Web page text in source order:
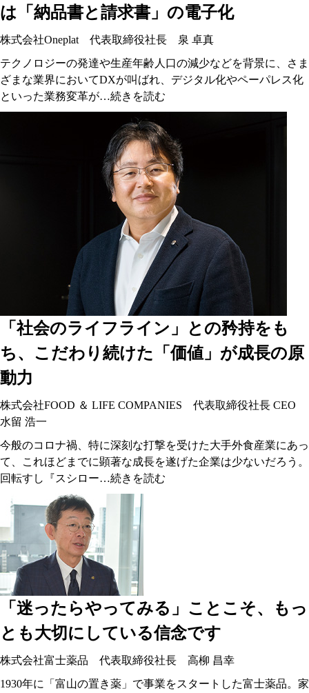
は「納品書と請求書」の電子化
株式会社Oneplat 代表取締役社長 泉 卓真
テクノロジーの発達や生産年齢人口の減少などを背景に、さま
ざまな業界においてDXが叫ばれ、デジタル化やペーパレス化
といった業務変革が…続きを読む
「社会のライフライン」との矜持をも
ち、こだわり続けた「価値」が成長の原
動力
株式会社FOOD ＆ LIFE COMPANIES 代表取締役社長 CEO
水留 浩一
今般のコロナ禍、特に深刻な打撃を受けた大手外食産業にあっ
て、これほどまでに顕著な成長を遂げた企業は少ないだろう。
回転すし『スシロー…続きを読む
「迷ったらやってみる」ことこそ、もっ
とも大切にしている信念です
株式会社富士薬品 代表取締役社長 高柳 昌幸
1930年に「富山の置き薬」で事業をスタートした富士薬品。家